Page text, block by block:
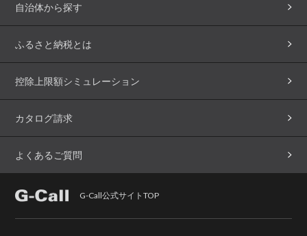
自治体から探す
ふるさと納税とは
控除上限額シミュレーション
カタログ請求
よくあるご質問
G-Call公式サイトTOP